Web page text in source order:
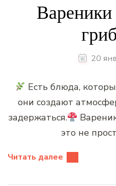
20
Есть блюда,
они создают
задержаться.
это не
Читать далее